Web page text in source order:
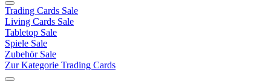
Trading Cards Sale
Living Cards Sale
Tabletop Sale
Spiele Sale
Zubehör Sale
Zur Kategorie Trading Cards